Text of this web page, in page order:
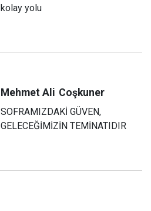
kolay yolu
Mehmet Ali Coşkuner
SOFRAMIZDAKİ GÜVEN,
GELECEĞİMİZİN TEMİNATIDIR